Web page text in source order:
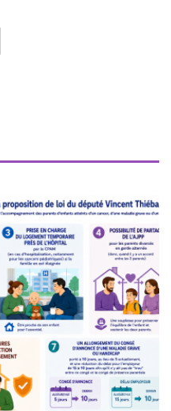
à Pharmavie de mettre
patients atteints
coeur à Nogent sur